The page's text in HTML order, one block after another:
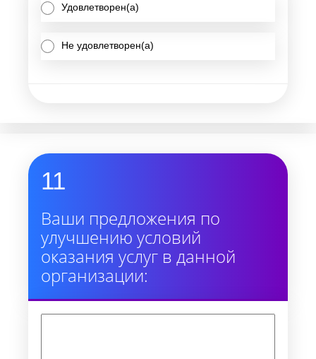
Удовлетворен(а)
Не удовлетворен(а)
11
Ваши предложения по
улучшению условий
оказания услуг в данной
организации: